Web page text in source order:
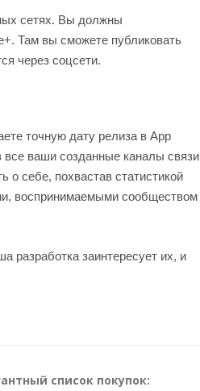
сетях. Вы должны
Там вы сможете публиковать
через соцсети.
точную дату релиза в App
все ваши созданные каналы связи
себе, похвастав статистикой
воспринимаемыми сообществом
разработка заинтересует их, и
список покупок: